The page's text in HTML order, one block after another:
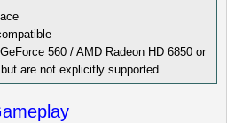
560 / AMD Radeon HD 6850 or
are not explicitly supported.